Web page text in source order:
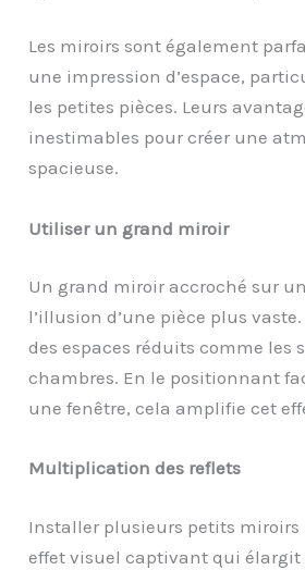
Les miroirs sont également
une impression d’espace,
les petites pièces. Leurs
inestimables pour créer une
spacieuse.
Utiliser un grand miroir
Un grand miroir accroché sur
l’illusion d’une pièce plus
des espaces réduits comme les
chambres. En le positionnant
une fenêtre, cela amplifie cet
Multiplication des reflets
Installer plusieurs petits miroirs
effet visuel captivant qui élargit